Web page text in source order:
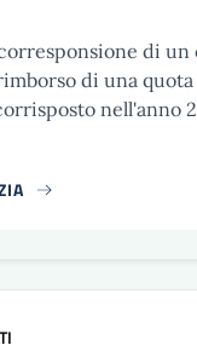
di
di una
nell'anno